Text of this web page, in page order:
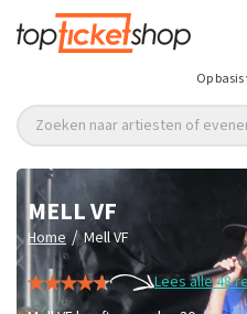
Op
Zoeken naar artiesten of
MELL VF
Home / Mell VF
Lees alle 48